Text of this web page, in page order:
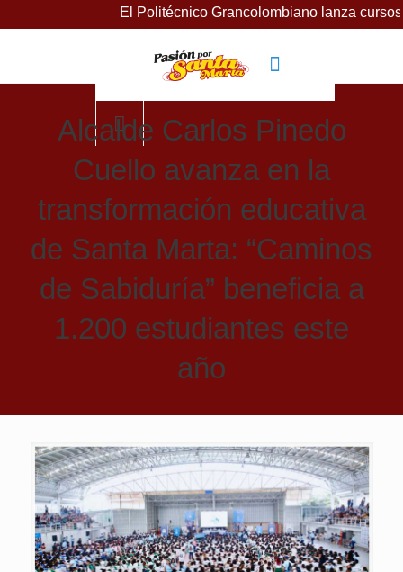
El Politécnico Grancolombiano lanza cursos
Alcalde Carlos Pinedo
Cuello avanza en la
transformación educativa
de Santa Marta: “Caminos
de Sabiduría” beneficia a
1.200 estudiantes este
año